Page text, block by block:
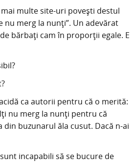
multe site-uri povești destul
nu merg la nunți”. Un adevărat
bărbați cam în proporții egale. E
ca autorii pentru că o merită:
nu merg la nunți pentru că
din buzunarul ăla cusut. Dacă n-ai
incapabili să se bucure de